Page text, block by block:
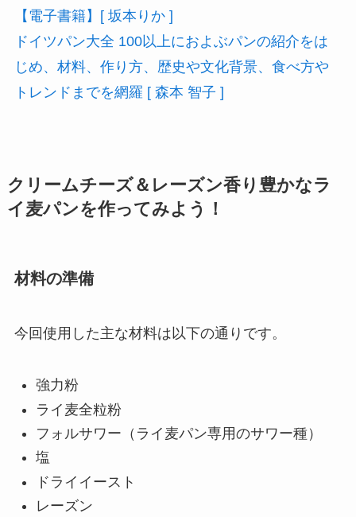
【電子書籍】[ 坂本りか ]
ドイツパン大全 100以上におよぶパンの紹介をは
じめ、材料、作り方、歴史や文化背景、食べ方や
トレンドまでを網羅 [ 森本 智子 ]
クリームチーズ＆レーズン香り豊かなラ
イ麦パンを作ってみよう！
材料の準備
今回使用した主な材料は以下の通りです。
強力粉
ライ麦全粒粉
フォルサワー（ライ麦パン専用のサワー種）
塩
ドライイースト
レーズン